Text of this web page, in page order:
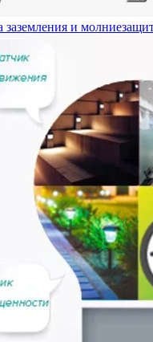
заземления и